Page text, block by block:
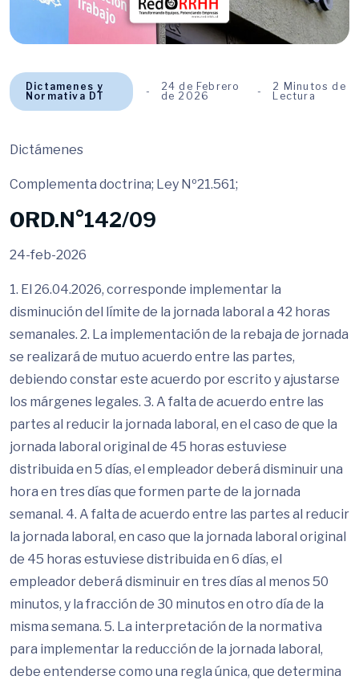
Dictamenes y
Normativa DT
24 de Febrero
de 2026
2 Minutos de
Lectura
Dictámenes
Complementa doctrina; Ley Nº21.561;
ORD.N°142/09
24-feb-2026
1. El 26.04.2026, corresponde implementar la
disminución del límite de la jornada laboral a 42 horas
semanales. 2. La implementación de la rebaja de jornada
se realizará de mutuo acuerdo entre las partes,
debiendo constar este acuerdo por escrito y ajustarse
los márgenes legales. 3. A falta de acuerdo entre las
partes al reducir la jornada laboral, en el caso de que la
jornada laboral original de 45 horas estuviese
distribuida en 5 días, el empleador deberá disminuir una
hora en tres días que formen parte de la jornada
semanal. 4. A falta de acuerdo entre las partes al reducir
la jornada laboral, en caso que la jornada laboral original
de 45 horas estuviese distribuida en 6 días, el
empleador deberá disminuir en tres días al menos 50
minutos, y la fracción de 30 minutos en otro día de la
misma semana. 5. La interpretación de la normativa
para implementar la reducción de la jornada laboral,
debe entenderse como una regla única, que determina